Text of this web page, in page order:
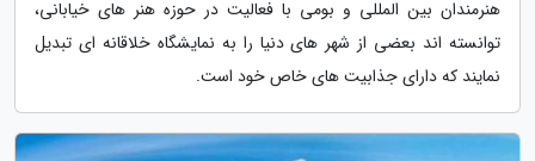
هنرمندان بین المللی و بومی با فعالیت در حوزه هنر های خیابانی،
توانسته اند بعضی از شهر های دنیا را به نمایشگاه خلاقانه ای تبدیل
نمایند که دارای جذابیت های خاص خود است.